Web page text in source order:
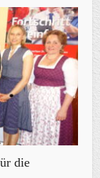
die